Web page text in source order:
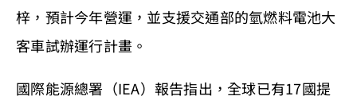
梓，預計今年營運，並支援交通部的氫燃料電池大
客車試辦運行計畫。
國際能源總署（IEA）報告指出，全球已有17國提